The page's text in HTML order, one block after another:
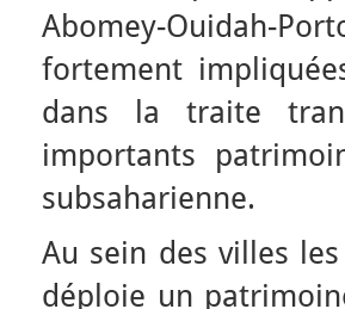
Abomey-Ouidah-
fortement
dans la traite
importants
subsaharienne.
Au sein des villes
déploie un